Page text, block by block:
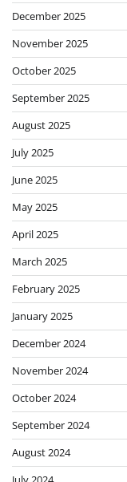
December 2025
November 2025
October 2025
September 2025
August 2025
July 2025
June 2025
May 2025
April 2025
March 2025
February 2025
January 2025
December 2024
November 2024
October 2024
September 2024
August 2024